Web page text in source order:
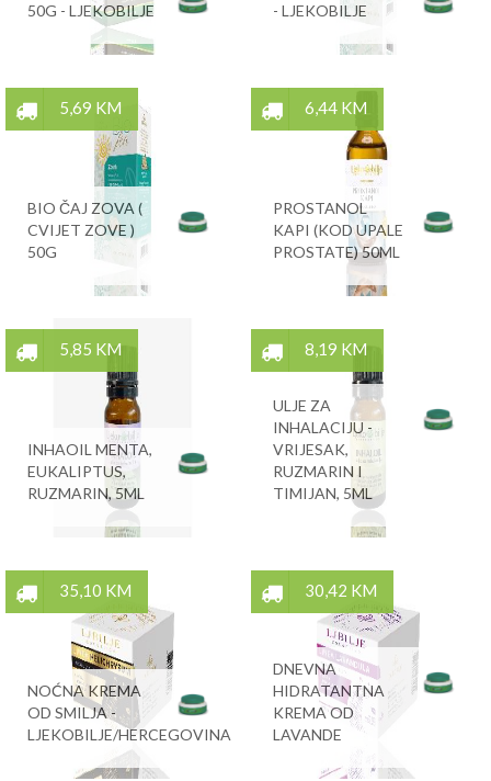
50G - LJEKOBILJE
- LJEKOBILJE
5,69 KM
BIO ČAJ ZOVA (
CVIJET ZOVE )
50G
6,44 KM
PROSTANOL
KAPI (KOD UPALE
PROSTATE) 50ML
5,85 KM
INHAOIL MENTA,
EUKALIPTUS,
RUZMARIN, 5ML
8,19 KM
ULJE ZA
INHALACIJU -
VRIJESAK,
RUZMARIN I
TIMIJAN, 5ML
35,10 KM
NOĆNA KREMA
OD SMILJA -
LJEKOBILJE/HERCEGOVINA
30,42 KM
DNEVNA
HIDRATANTNA
KREMA OD
LAVANDE